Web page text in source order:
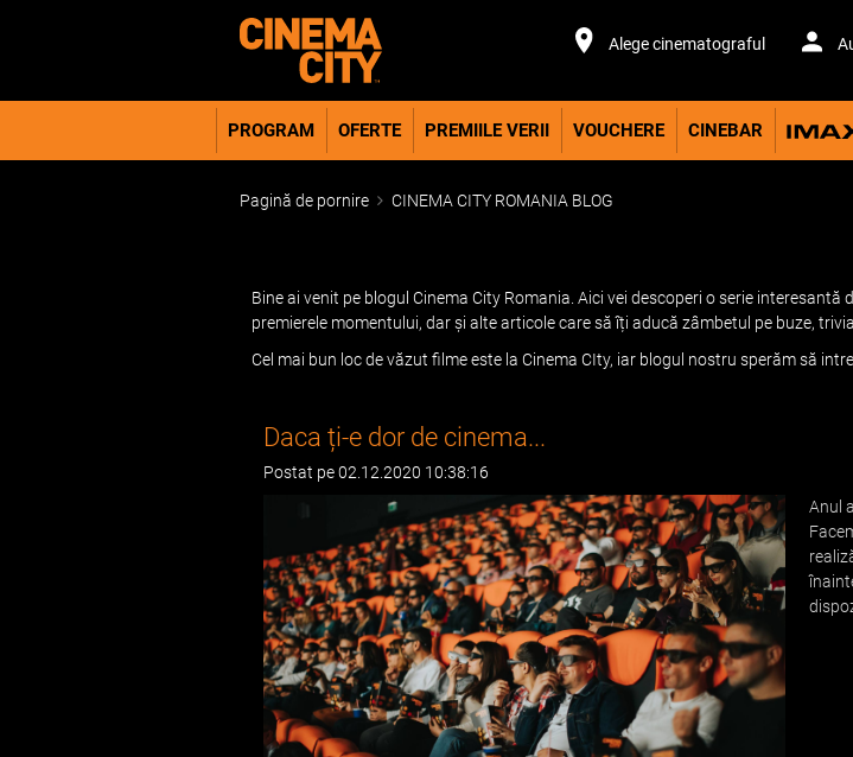
Alege cinematograful
PROGRAM OFERTE PREMIILE VERII VOUCHERE CINEBAR
Pagină de pornire CINEMA CITY ROMANIA BLOG
Bine ai venit pe blogul Cinema City Romania. Aici vei descoperi o serie
premierele momentului, dar și alte articole care să îți aducă zâmbetul pe buze,
Cel mai bun loc de văzut filme este la Cinema CIty, iar blogul nostru sperăm să
Daca ți-e dor de cinema...
Postat pe 02.12.2020 10:38:16
Anul